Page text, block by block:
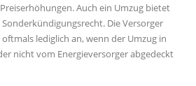
Auch ein Umzug bietet
Die Versorger
lediglich an, wenn der Umzug in
nicht vom Energieversorger abgedeckt